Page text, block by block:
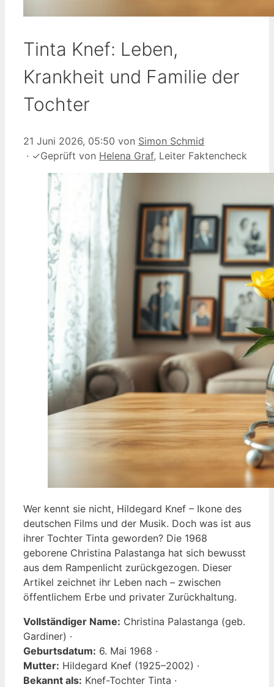
Tinta Knef: Leben,
Krankheit und Familie der
Tochter
21 Juni 2026, 05:50 von Simon Schmid
· ✓Geprüft von Helena Graf, Leiter Faktencheck
Wer kennt sie nicht, Hildegard Knef – Ikone des
deutschen Films und der Musik. Doch was ist aus
ihrer Tochter Tinta geworden? Die 1968
geborene Christina Palastanga hat sich bewusst
aus dem Rampenlicht zurückgezogen. Dieser
Artikel zeichnet ihr Leben nach – zwischen
öffentlichem Erbe und privater Zurückhaltung.
Vollständiger Name: Christina Palastanga (geb.
Gardiner) ·
Geburtsdatum: 6. Mai 1968 ·
Mutter: Hildegard Knef (1925–2002) ·
Bekannt als: Knef-Tochter Tinta ·